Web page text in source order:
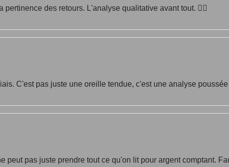
des retours. L'analyse qualitative avant tout. 👁️‍👄
C'est pas juste une oreille tendue, c'est une analyse
peut pas juste prendre tout ce qu'on lit pour argent comptant.